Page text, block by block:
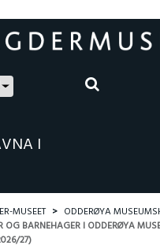
I
MUSEET
ODDERØYA
OG BARNEHAGER I ODDERØYA
27)